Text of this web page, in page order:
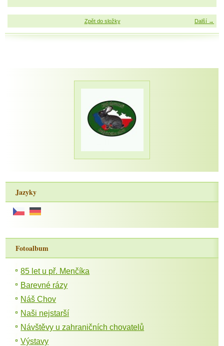
Další →
Zpět do složky
Jazyky
Fotoalbum
85 let u př. Menčíka
Barevné rázy
Náš Chov
Naši nejstarší
Návštěvy u zahraničních chovatelů
Výstavy